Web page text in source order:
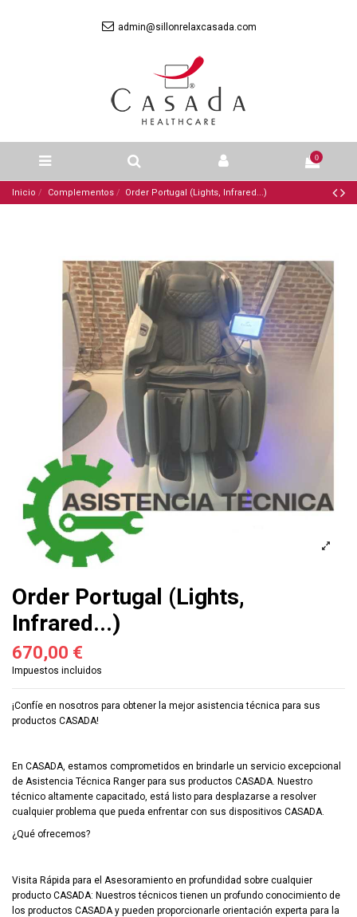
admin@sillonrelaxcasada.com
0
Inicio Complementos Order Portugal (Lights, Infrared...)
Order Portugal (Lights,
Infrared...)
670,00 €
Impuestos incluidos
¡Confíe en nosotros para obtener la mejor asistencia técnica para sus
productos CASADA!
En CASADA, estamos comprometidos en brindarle un servicio excepcional
de Asistencia Técnica Ranger para sus productos CASADA. Nuestro
técnico altamente capacitado, está listo para desplazarse a resolver
cualquier problema que pueda enfrentar con sus dispositivos CASADA.
¿Qué ofrecemos?
Visita Rápida para el Asesoramiento en profundidad sobre cualquier
producto CASADA: Nuestros técnicos tienen un profundo conocimiento de
los productos CASADA y pueden proporcionarle orientación experta para la